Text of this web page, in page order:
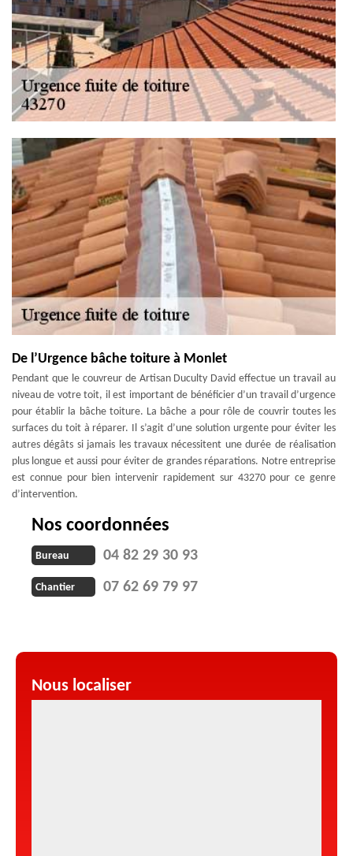
De l’Urgence bâche toiture à Monlet
Pendant que le couvreur de Artisan Duculty David effectue un travail au
niveau de votre toit, il est important de bénéficier d’un travail d’urgence
pour établir la bâche toiture. La bâche a pour rôle de couvrir toutes les
surfaces du toit à réparer. Il s’agit d’une solution urgente pour éviter les
autres dégâts si jamais les travaux nécessitent une durée de réalisation
plus longue et aussi pour éviter de grandes réparations. Notre entreprise
est connue pour bien intervenir rapidement sur 43270 pour ce genre
d’intervention.
Nos coordonnées
Bureau 04 82 29 30 93
Chantier 07 62 69 79 97
Nous localiser